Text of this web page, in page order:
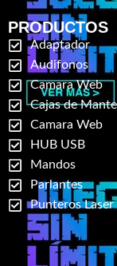
PRODUCTOS
Adaptador
Audifonos
Camara Web
Cajas de
Camara Web
HUB USB
Mandos
Parlantes
Punteros Laser